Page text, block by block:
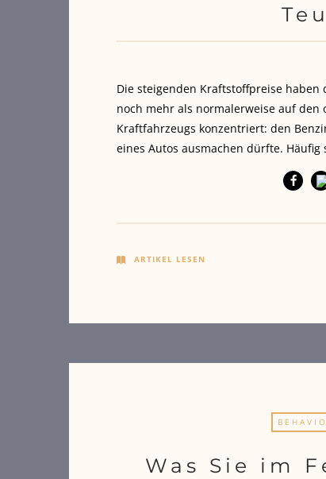
Die steigenden Kraftstoffpreise
noch mehr als normalerweise auf
Kraftfahrzeugs konzentriert: den
eines Autos ausmachen dürfte.
ARTIKEL LESEN
Was Sie im